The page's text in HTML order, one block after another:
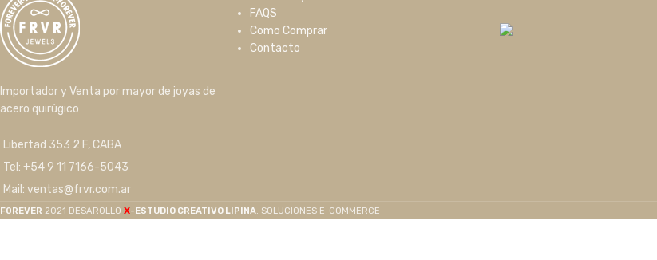
Importador y Venta por mayor de joyas de
acero quirúgico
Libertad 353 2 F, CABA
Tel: +54 9 11 7166-5043
Mail: ventas@frvr.com.ar
FAQS
Como Comprar
Contacto
F0REVER 2021 DESAROLLO X-ESTUDIO CREATIVO LIPINA. SOLUCIONES E-COMMERCE